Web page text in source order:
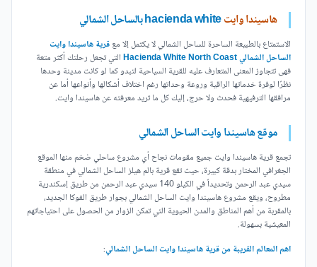
هاسيندا وايت
الاستمتاع بالطبيعة الساحرة للساحل الشمالي لا يكتمل إلا معقرية هاسيندا وايت
الساحل الشمالي Hacienda White North Coast
التي تجعل رحلتك أكثر متعة
فهى تتجاوز المعنى المتعارف عليه للقرية السياحية لتبدو كما لو كانت مدينة وحدها
نظرًا لوفرة خدماتها الراقية وروعة وحداتها رغم اختلاف أشكالها وأنواعها أما عن
مرافقها الترفيهية فحدث ولا حرج، إليك كل ما تريد معرفته عن هاسيندا وايت.
موقع هاسيندا وايت الساحل الشمالي
تجمع قرية هاسيندا وايت جميع مقومات نجاح أي مشروع ساحلي ضخم منها الموقع
الجغرافي المختار بدقة كبيرة، حيث تقع قرية بالم هيلز الساحل الشمالي في منطقة
سيدي عبد الرحمن وتحديداً في الكيلو 140 سيدي عبد الرحمن من طريق إسكندرية
مطروح، ويقع مشروع هاسيندا وايت الساحل الشمالي بجوار طريق الفوكا الجديد،
بالمقربة من أهم المناطق والمدن الحيوية التي تمكن الزوار من الحصول على احتياجاتهم
المعيشية بسهولة.
اهم المعالم القريبة من قرية هاسيندا وايت الساحل الشمالي: